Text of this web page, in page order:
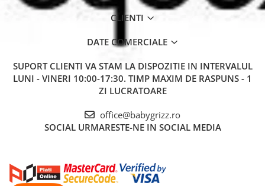
Proiectat să evolueze odată cu copilul tău: folosește scutul de
protecție până la înălțimea de 105 cm sau 21 kg. Ulterior, scaunul
se transformă cu ușurință într-unînălțător cu spătar
CLIENTI
DATE COMERCIALE
SUPORT CLIENTI VA STAM LA DISPOZITIE IN INTERVALUL
LUNI - VINERI 10:00-17:30. TIMP MAXIM DE RASPUNS - 1
ZI LUCRATOARE
office@babygrizz.ro
SOCIAL URMARESTE-NE IN SOCIAL MEDIA